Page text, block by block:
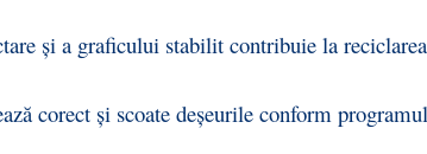
și a graficului stabilit contribuie la
corect și scoate deșeurile conform